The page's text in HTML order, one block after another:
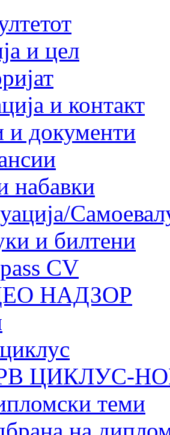
и цел
и контакт
и документи
набавки
и билтени
CV
НАДЗОР
ЦИКЛУС-
теми